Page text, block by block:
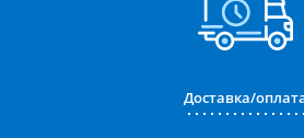
Доставка/